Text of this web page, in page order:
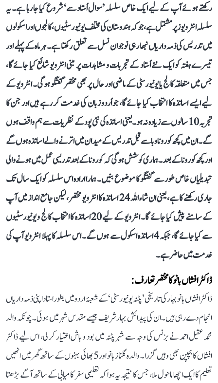
رکھتے ہوئے آپ کے لیے ایک خاص سلسلہ ’سوال اُستاد سے‘ شروع کیا جا رہا ہے۔ یہ
سلسلہ انٹرویوز پر مشتمل ہے، جو کہ ہندوستان کی مختلف یونیورسٹیوں، کالجوں اور اسکولوں
میں تدریس کی ذمہ داریاں نبھا رہی نوجوان نسل سے تعلق رکھتا ہے۔ ہر ماہ کے پہلے اور
تیسرے ہفتہ کو ایک نئے اُستاد کے تجربات و مشاہدات پر مبنی انٹرویو شائع کیا جائے گا،
جس میں متعلقہ کالج یا یونیورسٹی کے ماضی اور حال پر بھی مختصر گفتگو ہوگی۔ انٹرویو کے
لیے ایسے اساتذہ کا انتخاب کیا جائے گا، جو اُردو زبان کی خدمت کر رہے ہیں اور جن کا
تجربہ 10 سالوں سے زیادہ نہ ہو۔ یعنی اساتذہ کی نئی پود کے نظریات سے ہم واقف ہوں
گے۔ ان میں کچھ کورونا وبا سے قبل تدریس کے میدان میں اترنے والے اساتذہ ہوں گے
اور کچھ کورونا کے بعد۔ ہماری کوشش ہوگی کہ کورونا کے بعد تدریسی عمل میں ہونے والی
تبدیلیاں خاص طور سے گفتگو کا موضوع بنیں۔ ہمارا ارادہ اس سلسلہ کو ایک سال تک
جاری رکھنے کا ہے، یعنی ان شاء اللہ 24 اساتذہ کا انٹرویو مختصر، لیکن جامع انداز میں آپ
کے سامنے پیش کیا جائے گا۔ انٹرویو کے لیے 20 اساتذہ کا انتخاب کالج و یونیورسٹیوں
سے کیا جائے گا، جبکہ 4 اساتذہ اسکول سے ہوں گے۔ اس سلسلہ کا پہلا انٹرویو آپ کی
خدمت میں حاضر ہے۔
ڈاکٹر افشاں بانو کا مختصر تعارف:
ڈاکٹر افشاں بانو بہار کی تاریخی ’پٹنہ یونیورسٹی‘ کے شعبۂ اردو میں بطور استاد اپنی ذمہ داریاں
انجام دے رہی ہیں۔ ان کی پیدائش بہار شریف جیسے مقدس شہر میں ہوئی۔ چونکہ والد
محمد عقیل احمد نے بزنس کی وجہ سے شہر پٹنہ میں بود و باش اختیار کر لی، اس لیے ڈاکٹر
افشاں کا بچپن بھی وہیں گزرا۔ والدہ گلناز بانو اور 5 بھائی بہنوں کے ساتھ گھر میں انھیں
تعلیم کا ایک اچھا ماحول ملا، جس کا نتیجہ یہ ہوا کہ تعلیمی سفر کامیابی کے ساتھ آگے بڑھتا